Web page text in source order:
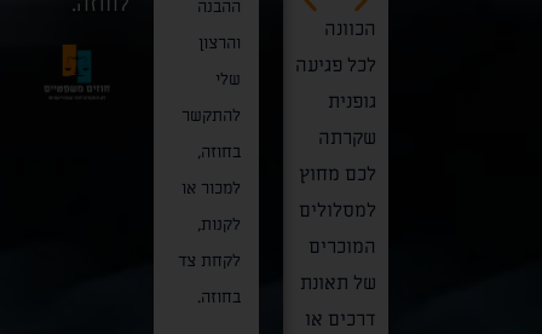
הכוונה
לכל פגיעה
גופנית
שקרתה
לכם מחוץ
למסלולים
המוכרים
של תאונת
דרכים או
בין כותלי
המשפט
העליון,
בשורה
התחתונה
המהווה
ניצחון
טבעוני"
ההבנה
והרצון
שלי
להתקשר
בחוזה,
למכור או
לקנות,
לקחת צד
בחוזה.